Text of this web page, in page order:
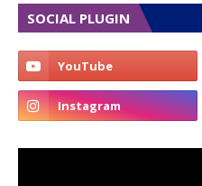
SOCIAL PLUGIN